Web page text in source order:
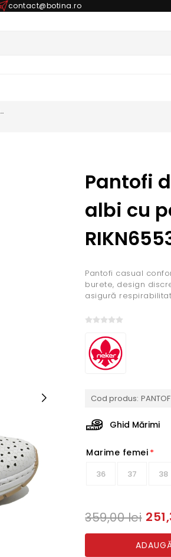
contact@botina.ro
Pantofi
albi cu
Pantofi casual
burete, design
asigură
Cod produs:
Ghid Mărimi
Marime femei *
36 37 38
359,00 lei